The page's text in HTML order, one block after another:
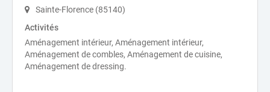
Sainte-Florence (85140)
Activités
Aménagement intérieur, Aménagement intérieur,
Aménagement de combles, Aménagement de cuisine,
Aménagement de dressing.